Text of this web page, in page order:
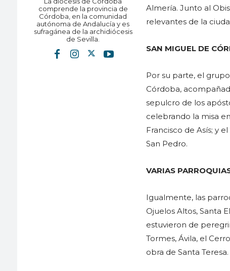
comprende la provincia de
Córdoba, en la comunidad
autónoma de Andalucía y es
sufragánea de la archidiócesis
de Sevilla.
Almería. Junto al
relevantes de la
SAN MIGUEL DE
Por su parte, el
Córdoba,
sepulcro de los
celebrando la misa
Francisco de Asís; y
San Pedro.
VARIAS
Igualmente, las
Ojuelos Altos, Santa
estuvieron de
Tormes, Ávila, el
obra de Santa Teresa.